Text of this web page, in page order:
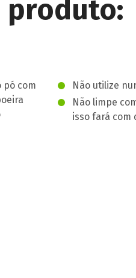
produto:
pó com
Não utilize
Não limpe
isso fará com